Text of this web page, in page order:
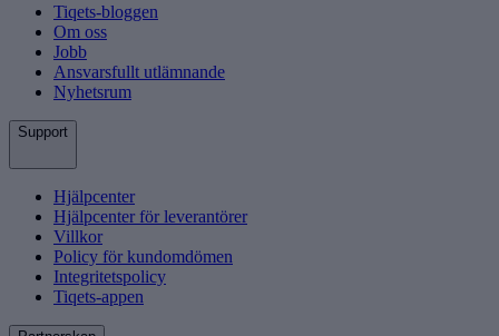
Tiqets-bloggen
Om oss
Jobb
Ansvarsfullt utlämnande
Nyhetsrum
Support
Hjälpcenter
Hjälpcenter för leverantörer
Villkor
Policy för kundomdömen
Integritetspolicy
Tiqets-appen